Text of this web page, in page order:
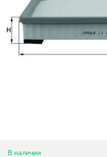
В наличии